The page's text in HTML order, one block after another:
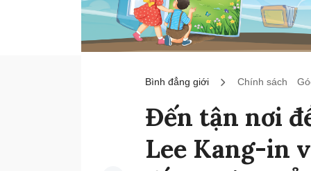
Bình đẳng giới Chính sách
Đến tận nơi
Lee Kang-in